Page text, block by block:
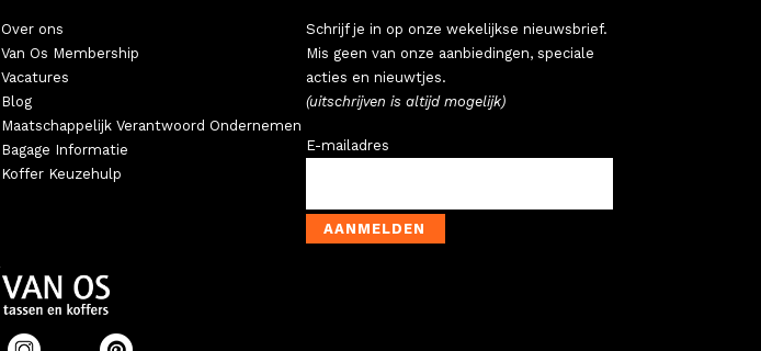
Over ons
Van Os Membership
Vacatures
Blog
Maatschappelijk Verantwoord Ondernemen
Bagage Informatie
Koffer Keuzehulp
Schrijf je in op onze wekelijkse nieuwsbrief.
Mis geen van onze aanbiedingen, speciale
acties en nieuwtjes.
(uitschrijven is altijd mogelijk)
E-mailadres
AANMELDEN